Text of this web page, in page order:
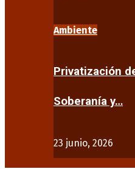
Ambiente
Privatización
Soberanía y…
23 junio, 2026